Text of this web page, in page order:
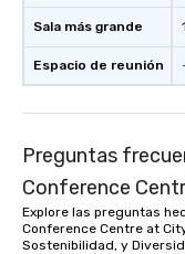
Sala más grande
Espacio de reunión
Preguntas
Conference
Explore las preguntas
Conference Centre at
Sostenibilidad, y